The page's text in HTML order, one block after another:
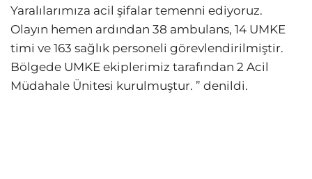
Yaralılarımıza acil şifalar temenni ediyoruz.
Olayın hemen ardından 38 ambulans, 14 UMKE
timi ve 163 sağlık personeli görevlendirilmiştir.
Bölgede UMKE ekiplerimiz tarafından 2 Acil
Müdahale Ünitesi kurulmuştur. ” denildi.